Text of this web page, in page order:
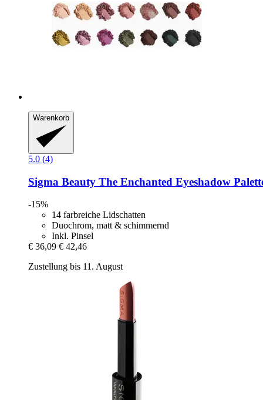
Warenkorb
5.0 (4)
Sigma Beauty The Enchanted Eyeshadow
-15%
14 farbreiche Lidschatten
Duochrom, matt & schimmernd
Inkl. Pinsel
€ 36,09 € 42,46
Zustellung bis 11. August